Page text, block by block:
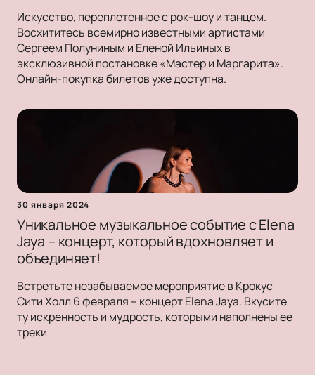
Искусство, переплетенное с рок-шоу и танцем.
Восхититесь всемирно известными артистами
Сергеем Полуниным и Еленой Ильиных в
эксклюзивной постановке «Мастер и Маргарита».
Онлайн-покупка билетов уже доступна.
30 января 2024
Уникальное музыкальное событие с Elena
Jaya – концерт, который вдохновляет и
объединяет!
Встретьте незабываемое мероприятие в Крокус
Сити Холл 6 февраля – концерт Elena Jaya. Вкусите
ту искренность и мудрость, которыми наполнены ее
треки